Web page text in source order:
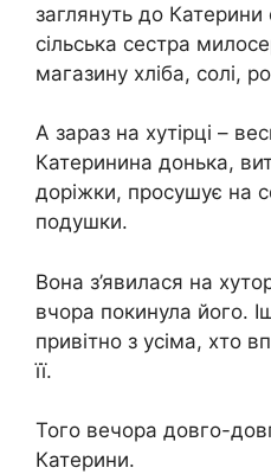
заглянуть до Катерини
сільська сестра
магазину хліба, солі,
А зараз на хутірці –
Катеринина донька,
доріжки, просушує на
подушки.
Вона з’явилася на
вчора покинула його.
привітно з усіма, хто
її.
Того вечора довго-
Катерини.